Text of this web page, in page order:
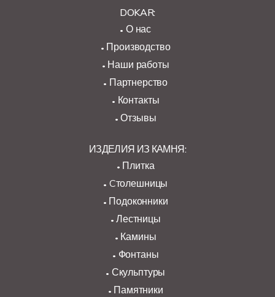
DOKAR:
О нас
Производство
Наши работы
Партнерство
Контакты
Отзывы
ИЗДЕЛИЯ ИЗ КАМНЯ:
Плитка
Cтолешницы
Подоконники
Лестницы
Камины
Фонтаны
Скульптуры
Памятники